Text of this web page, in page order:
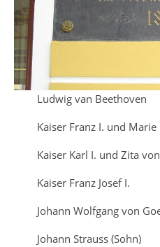
Ludwig van Beethoven
Kaiser Franz I. und Marie
Kaiser Karl I. und Zita
Kaiser Franz Josef I.
Johann Wolfgang von
Johann Strauss (Sohn)